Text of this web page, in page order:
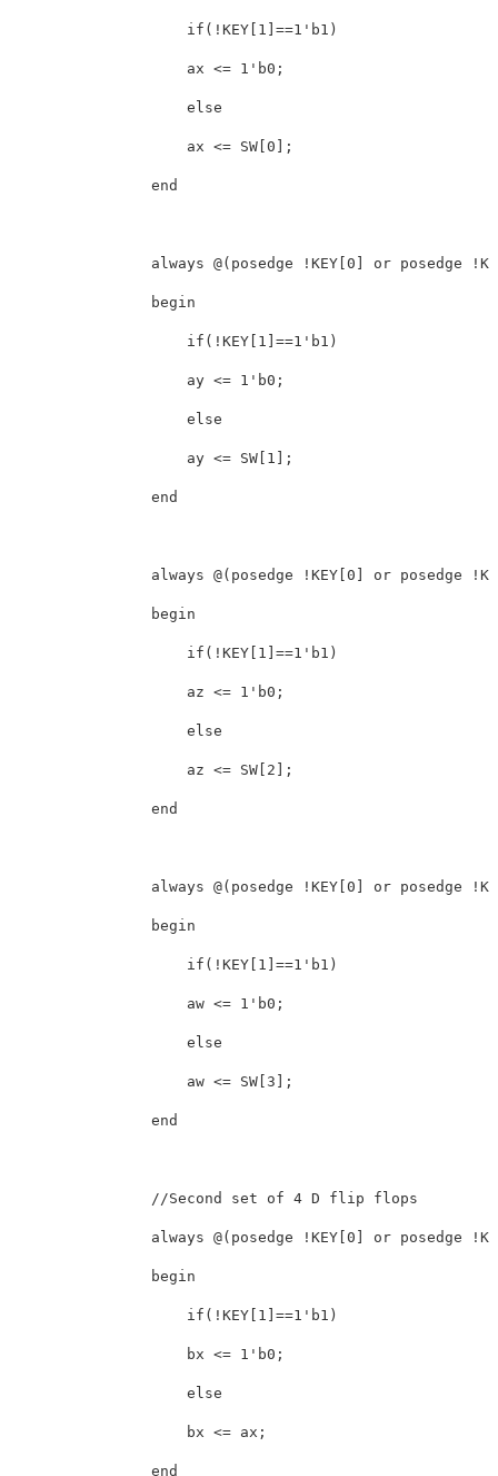
                    if(!KEY[1]==1'b1)
                    ax <= 1'b0;
                    else
                    ax <= SW[0];
                end
always @(posedge !KEY[0] or posedge
                begin
                    if(!KEY[1]==1'b1)
                    ay <= 1'b0;
                    else
                    ay <= SW[1];
                end
always @(posedge !KEY[0] or posedge
                begin
                    if(!KEY[1]==1'b1)
                    az <= 1'b0;
                    else
                    az <= SW[2];
                end
always @(posedge !KEY[0] or posedge
                begin
                    if(!KEY[1]==1'b1)
                    aw <= 1'b0;
                    else
                    aw <= SW[3];
                end
                //Second set of 4 D flip flops
always @(posedge !KEY[0] or posedge
                begin
                    if(!KEY[1]==1'b1)
                    bx <= 1'b0;
                    else
                    bx <= ax;
                end